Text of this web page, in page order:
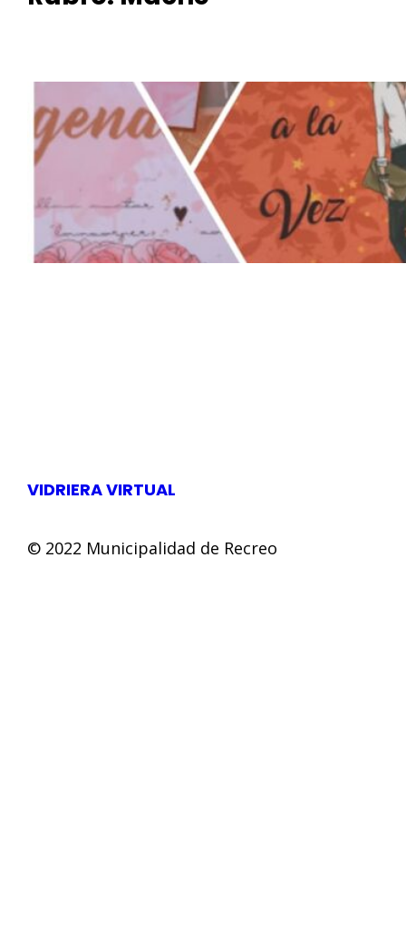
MOMEN
TOS
MÁGICO
S
VIDRIERA VIRTUAL
© 2022 Municipalidad de Recreo